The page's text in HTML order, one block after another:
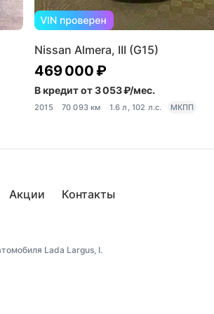
Nissan Almera, III (G15)
469 000 ₽
В кредит от 3 053 ₽/мес.
2015 70 093 км 1.6 л, 102 л.с. МКПП
Акции Контакты
Lada Largus, I.